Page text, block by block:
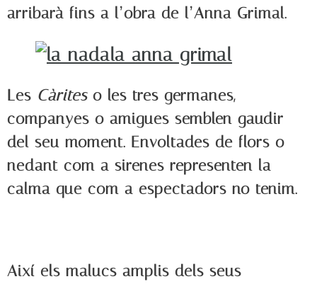
arribarà fins a l’obra de l’Anna Grimal.
Les Càriteso les tres germanes,
companyes o amigues semblen gaudir
del seu moment. Envoltades de flors o
nedant com a sirenes representen la
calma que com a espectadors no tenim.
Així els malucs amplis dels seus